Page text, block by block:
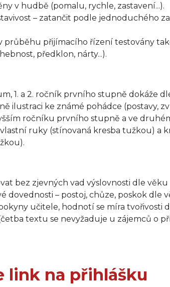
v hudbě (pomalu, rychle, zastavení...).
– zatančit podle jednoduchého
průběhu přijímacího řízení testovány
předklon, nárty...).
1. a 2. ročník prvního stupně dokáže
ilustraci ke známé pohádce (postavy,
ročníku prvního stupně a ve
ruky (stínovaná kresba tužkou) a
bez zjevných vad výslovnosti dle
dovednosti – postoj, chůze, poskok dle
učitele, hodnotí se míra tvořivosti
textu se nevyžaduje u zájemců o
link na přihlášku